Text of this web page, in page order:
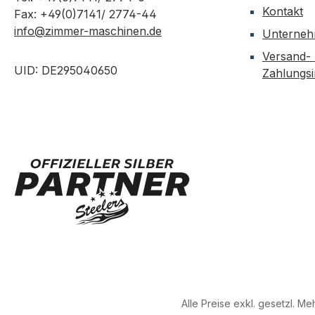
Kontakt
Versand-
Fax: +49(0)7141/ 2774-44
info@zimmer-maschinen.de
UID: DE295040650
Alle Preise exkl. gesetzl.